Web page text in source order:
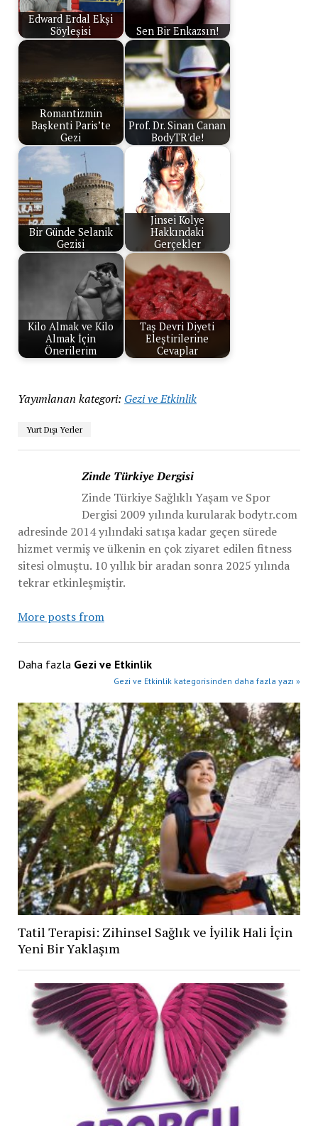
Edward Erdal Ekşi
Söyleşisi
Sen Bir Enkazsın!
Romantizmin
Başkenti Paris’te
Gezi
Prof. Dr. Sinan Canan
BodyTR'de!
Bir Günde Selanik
Gezisi
Jinsei Kolye
Hakkındaki
Gerçekler
Kilo Almak ve Kilo
Almak İçin
Önerilerim
Taş Devri Diyeti
Eleştirilerine
Cevaplar
Yayımlanan kategori: Gezi ve Etkinlik
Yurt Dışı Yerler
Zinde Türkiye Dergisi
Zinde Türkiye Sağlıklı Yaşam ve Spor
Dergisi 2009 yılında kurularak bodytr.com
adresinde 2014 yılındaki satışa kadar geçen sürede
hizmet vermiş ve ülkenin en çok ziyaret edilen fitness
sitesi olmuştu. 10 yıllık bir aradan sonra 2025 yılında
tekrar etkinleşmiştir.
More posts from
Daha fazla Gezi ve Etkinlik
Gezi ve Etkinlik kategorisinden daha fazla yazı »
Tatil Terapisi: Zihinsel Sağlık ve İyilik Hali İçin
Yeni Bir Yaklaşım